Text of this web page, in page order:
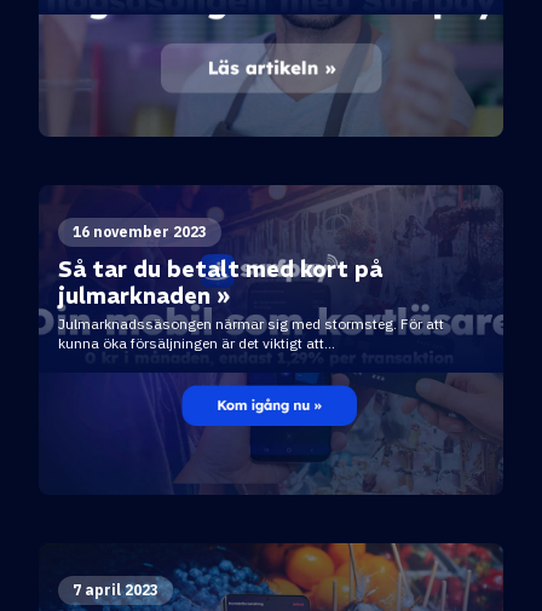
16 november 2023
Så tar du betalt med kort på
julmarknaden »
Julmarknadssäsongen närmar sig med stormsteg. För att
kunna öka försäljningen är det viktigt att...
7 april 2023